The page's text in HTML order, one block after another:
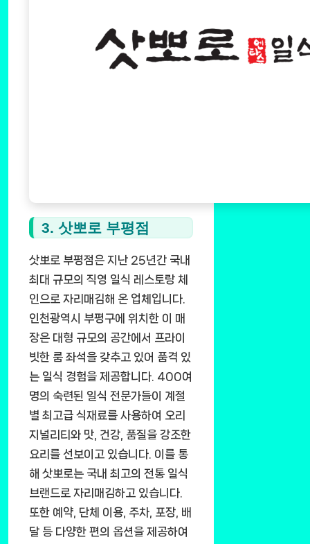
3. 삿뽀로 부평점
삿뽀로 부평점은 지난 25년간 국내
최대 규모의 직영 일식 레스토랑 체
인으로 자리매김해 온 업체입니다.
인천광역시 부평구에 위치한 이 매
장은 대형 규모의 공간에서 프라이
빗한 룸 좌석을 갖추고 있어 품격 있
는 일식 경험을 제공합니다. 400여
명의 숙련된 일식 전문가들이 계절
별 최고급 식재료를 사용하여 오리
지널리티와 맛, 건강, 품질을 강조한
요리를 선보이고 있습니다. 이를 통
해 삿뽀로는 국내 최고의 전통 일식
브랜드로 자리매김하고 있습니다.
또한 예약, 단체 이용, 주차, 포장, 배
달 등 다양한 편의 옵션을 제공하여